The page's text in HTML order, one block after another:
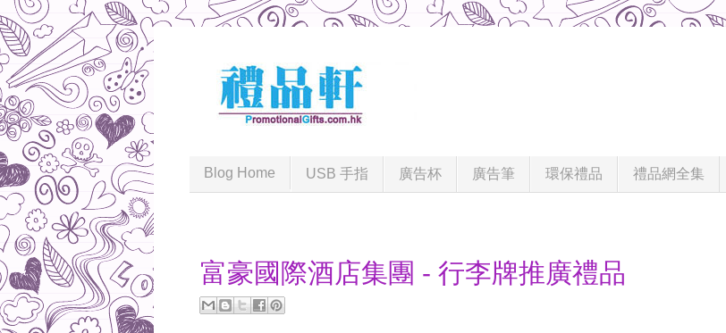
Blog Home USB 手指 廣告杯 廣告筆 環保禮品 禮品網全集
富豪國際酒店集團 - 行李牌推廣禮品